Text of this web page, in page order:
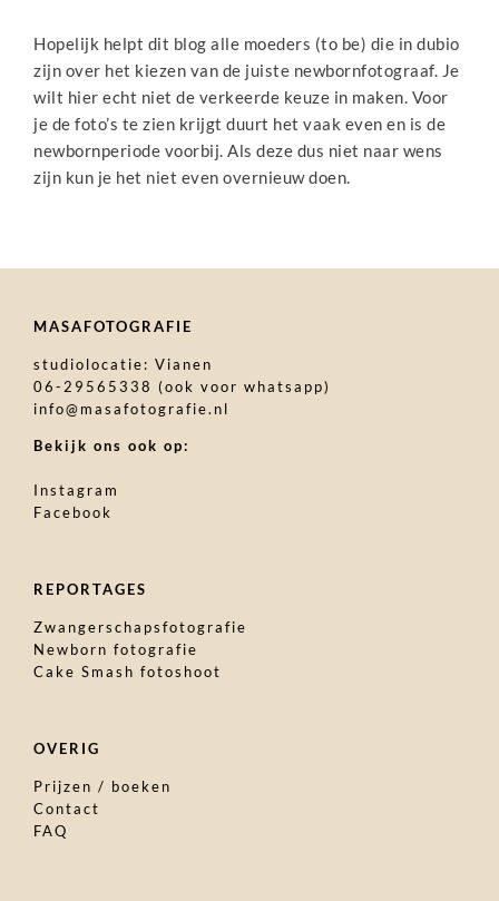
Hopelijk helpt dit blog alle moeders (to be) die in dubio
zijn over het kiezen van de juiste newbornfotograaf. Je
wilt hier echt niet de verkeerde keuze in maken. Voor
je de foto’s te zien krijgt duurt het vaak even en is de
newbornperiode voorbij. Als deze dus niet naar wens
zijn kun je het niet even overnieuw doen.
MASAFOTOGRAFIE
studiolocatie: Vianen
06-29565338 (ook voor whatsapp)
info@masafotografie.nl
Bekijk ons ook op:
Instagram
Facebook
REPORTAGES
Zwangerschapsfotografie
Newborn fotografie
Cake Smash fotoshoot
OVERIG
Prijzen / boeken
Contact
FAQ